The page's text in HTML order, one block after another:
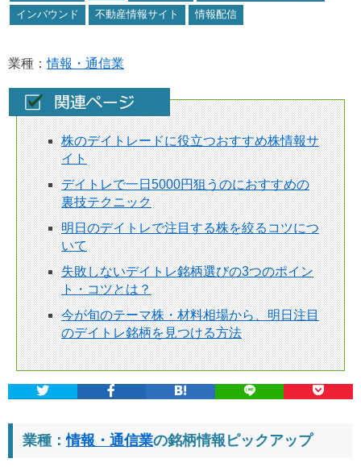
インバウンド
不動産情報サイト 情報配信
業種：情報・通信業
株のデイトレードに役立つおすすめ株情報サ
イト
デイトレで一日5000円狙うのにおすすめの
裏技テクニック
明日のデイトレで注目する株を絞るコツにつ
いて
失敗しないデイトレ銘柄選びの3つのポイン
ト・コツとは？
今が旬のテーマ株・材料相場から、明日注目
のデイトレ銘柄を見つける方法
業種：情報・通信業の銘柄情報ピックアップ